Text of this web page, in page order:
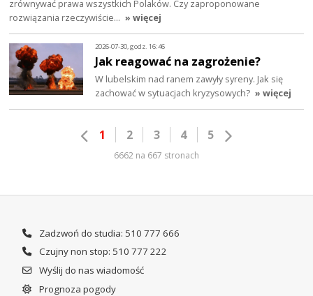
zrównywać prawa wszystkich Polaków. Czy zaproponowane
rozwiązania rzeczywiście… » więcej
2026-07-30, godz. 16:46
Jak reagować na zagrożenie?
W lubelskim nad ranem zawyły syreny. Jak się
zachować w sytuacjach kryzysowych? » więcej
1 2 3 4 5
6662 na 667 stronach
Zadzwoń do studia: 510 777 666
Czujny non stop: 510 777 222
Wyślij do nas wiadomość
Prognoza pogody